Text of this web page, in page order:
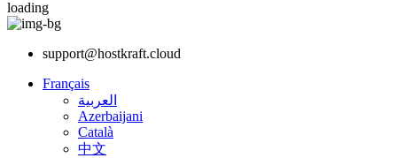
loading
support@hostkraft.cloud
Français
العربية
Azerbaijani
Català
中文